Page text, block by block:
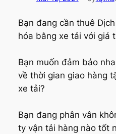
Bạn đang cần thuê
hóa bằng xe tải với giá
Bạn muốn đảm bảo
về thời gian giao hàng
xe tải?
Bạn đang phân vân
ty vận tải hàng nào tốt